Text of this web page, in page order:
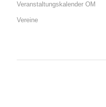
Veranstaltungskalender OM
Vereine